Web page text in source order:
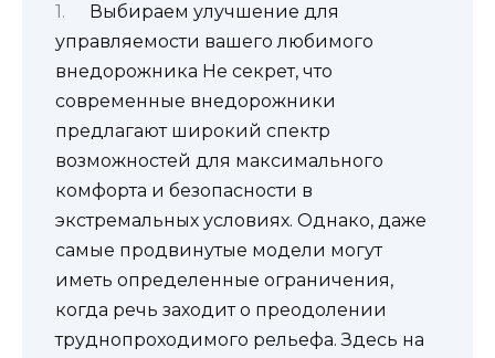
Выбираем улучшение для
управляемости вашего любимого
внедорожника Не секрет, что
современные внедорожники
предлагают широкий спектр
возможностей для максимального
комфорта и безопасности в
экстремальных условиях. Однако, даже
самые продвинутые модели могут
иметь определенные ограничения,
когда речь заходит о преодолении
труднопроходимого рельефа. Здесь на